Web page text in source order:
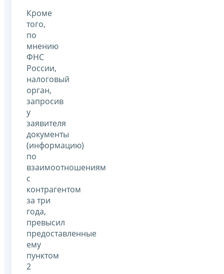
Кроме
того,
по
мнению
ФНС
России,
налоговый
орган,
запросив
у
заявителя
документы
(информацию)
по
взаимоотношениям
с
контрагентом
за три
года,
превысил
предоставленные
ему
пунктом
2